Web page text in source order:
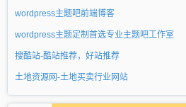
wordpress主题吧前端博客
wordpress主题定制首选专业主题吧工作室
搜酷站-酷站推荐，好站推荐
土地资源网-土地买卖行业网站